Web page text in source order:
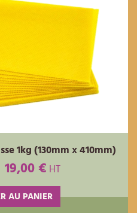
1kg (130mm x 410mm)
19,00 € HT
AU PANIER